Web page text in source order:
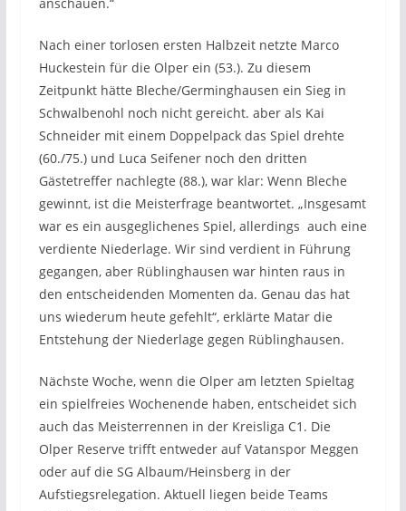
anschauen.“
Nach einer torlosen ersten Halbzeit netzte Marco
Huckestein für die Olper ein (53.). Zu diesem
Zeitpunkt hätte Bleche/Germinghausen ein Sieg in
Schwalbenohl noch nicht gereicht. aber als Kai
Schneider mit einem Doppelpack das Spiel drehte
(60./75.) und Luca Seifener noch den dritten
Gästetreffer nachlegte (88.), war klar: Wenn Bleche
gewinnt, ist die Meisterfrage beantwortet. „Insgesamt
war es ein ausgeglichenes Spiel, allerdings auch eine
verdiente Niederlage. Wir sind verdient in Führung
gegangen, aber Rüblinghausen war hinten raus in
den entscheidenden Momenten da. Genau das hat
uns wiederum heute gefehlt“, erklärte Matar die
Entstehung der Niederlage gegen Rüblinghausen.
Nächste Woche, wenn die Olper am letzten Spieltag
ein spielfreies Wochenende haben, entscheidet sich
auch das Meisterrennen in der Kreisliga C1. Die
Olper Reserve trifft entweder auf Vatanspor Meggen
oder auf die SG Albaum/Heinsberg in der
Aufstiegsrelegation. Aktuell liegen beide Teams